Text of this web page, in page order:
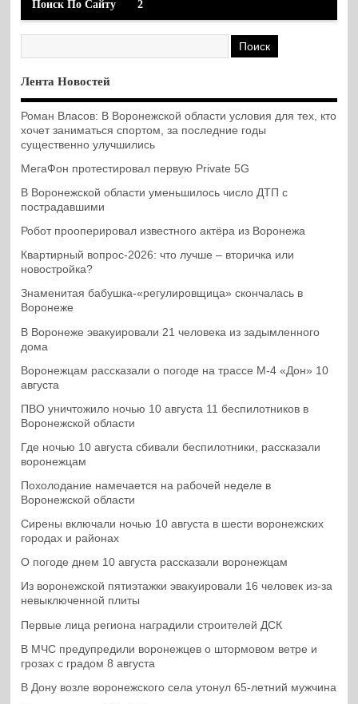
Поиск По Сайту 2
Лента Новостей
Роман Власов: В Воронежской области условия для тех, кто
хочет заниматься спортом, за последние годы
существенно улучшились
МегаФон протестировал первую Private 5G
В Воронежской области уменьшилось число ДТП с
пострадавшими
Робот прооперировал известного актёра из Воронежа
Квартирный вопрос-2026: что лучше – вторичка или
новостройка?
Знаменитая бабушка-«регулировщица» скончалась в
Воронеже
В Воронеже эвакуировали 21 человека из задымленного
дома
Воронежцам рассказали о погоде на трассе М-4 «Дон» 10
августа
ПВО уничтожило ночью 10 августа 11 беспилотников в
Воронежской области
Где ночью 10 августа сбивали беспилотники, рассказали
воронежцам
Похолодание намечается на рабочей неделе в
Воронежской области
Сирены включали ночью 10 августа в шести воронежских
городах и районах
О погоде днем 10 августа рассказали воронежцам
Из воронежской пятиэтажки эвакуировали 16 человек из-за
невыключенной плиты
Первые лица региона наградили строителей ДСК
В МЧС предупредили воронежцев о штормовом ветре и
грозах с градом 8 августа
В Дону возле воронежского села утонул 65-летний мужчина